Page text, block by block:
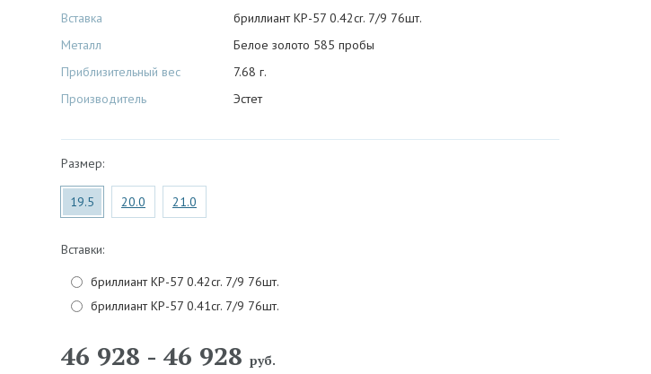
Вставка
Металл
Приблизительный вес
Производитель
бриллиант КР-57 0.42cr. 7/9 76шт.
Белое золото 585 пробы
7.68 г.
Эстет
Размер:
19.5 20.0 21.0
Вставки:
бриллиант КР-57 0.42cr. 7/9 76шт.
бриллиант КР-57 0.41cr. 7/9 76шт.
46 928 - 46 928 руб.